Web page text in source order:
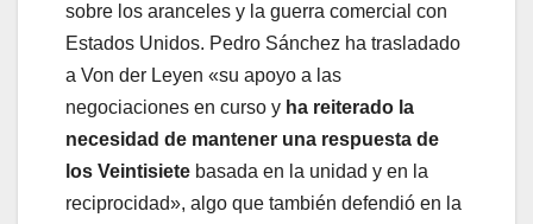
sobre los aranceles y la guerra comercial con
Estados Unidos. Pedro Sánchez ha trasladado
a Von der Leyen «su apoyo a las
negociaciones en curso y ha reiterado la
necesidad de mantener una respuesta de
los Veintisiete basada en la unidad y en la
reciprocidad», algo que también defendió en la